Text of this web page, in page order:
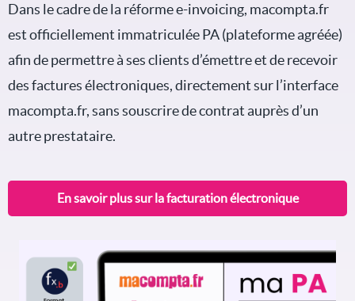
Dans le cadre de la réforme e-invoicing, macompta.fr
est officiellement immatriculée PA (plateforme agréée)
afin de permettre à ses clients d’émettre et de recevoir
des factures électroniques, directement sur l’interface
macompta.fr, sans souscrire de contrat auprès d’un
autre prestataire.
En savoir plus sur la facturation électronique